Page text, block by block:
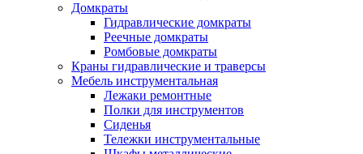
Домкраты
Гидравлические домкраты
Реечные домкраты
Ромбовые домкраты
Краны гидравлические и траверсы
Мебель инструментальная
Лежаки ремонтные
Полки для инструментов
Сиденья
Тележки инструментальные